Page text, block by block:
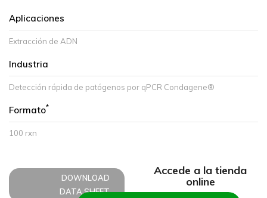
Aplicaciones
Extracción de ADN
Industria
Detección rápida de patógenos por qPCR Condagene®
Formato*
100 rxn
DOWNLOAD
DATA SHEET
Accede a la tienda
online